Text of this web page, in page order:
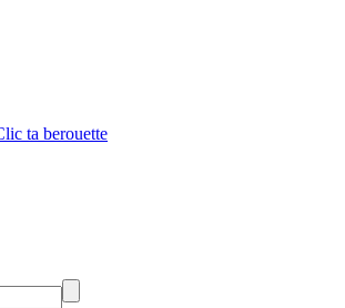
ta berouette